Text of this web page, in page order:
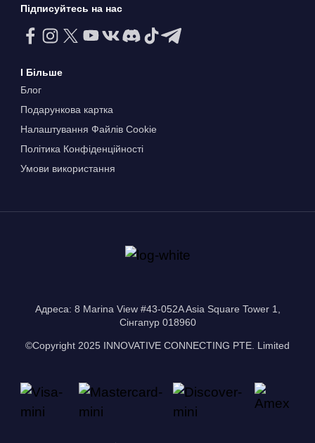
Підписуйтесь на нас
І Більше
Блог
Подарункова картка
Налаштування Файлів Сookie
Політика Конфіденційності
Умови використання
Адреса: 8 Marina View #43-052A Asia Square Tower 1,
Сінгапур 018960
©Copyright 2025 INNOVATIVE CONNECTING PTE. Limited